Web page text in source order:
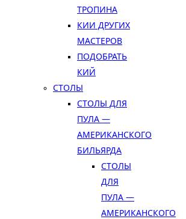
ТРОПИНА
КИИ ДРУГИХ
МАСТЕРОВ
ПОДОБРАТЬ
КИЙ
СТОЛЫ
СТОЛЫ ДЛЯ
ПУЛА —
АМЕРИКАНСКОГО
БИЛЬЯРДА
СТОЛЫ
ДЛЯ
ПУЛА —
АМЕРИКАНСКОГО